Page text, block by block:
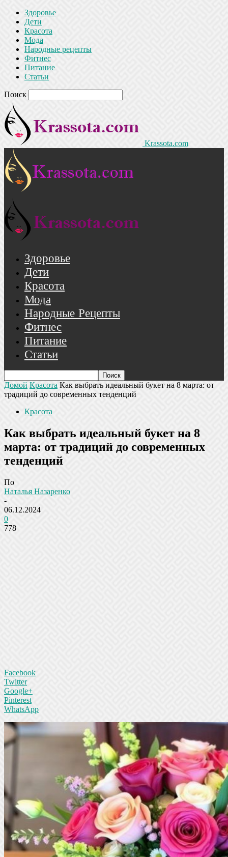
Здоровье
Дети
Красота
Мода
Народные рецепты
Фитнес
Питание
Статьи
Поиск
Krassota.com
Здоровье
Дети
Красота
Мода
Народные Рецепты
Фитнес
Питание
Статьи
Домой Красота Как выбрать идеальный букет на 8 марта: от
традиций до современных тенденций
Красота
Как выбрать идеальный букет на 8
марта: от традиций до современных
тенденций
По
Наталья Назаренко
-
06.12.2024
0
778
Facebook
Twitter
Google+
Pinterest
WhatsApp